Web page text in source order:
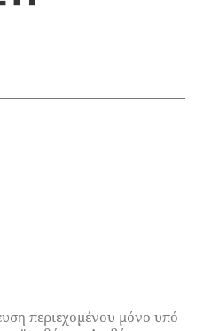
περιεχομένου μόνο υπό